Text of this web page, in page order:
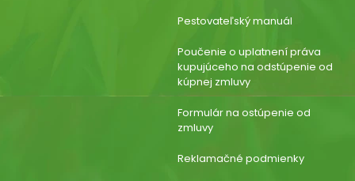
Pestovateľský manuál
Poučenie o uplatnení práva
kupujúceho na odstúpenie od
kúpnej zmluvy
Formulár na ostúpenie od
zmluvy
Reklamačné podmienky